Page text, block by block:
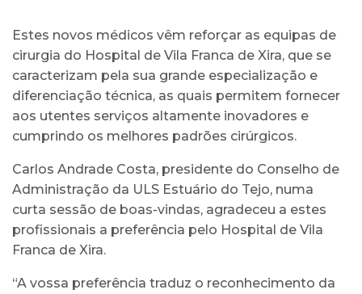
Estes novos médicos vêm reforçar as equipas de
cirurgia do Hospital de Vila Franca de Xira, que se
caracterizam pela sua grande especialização e
diferenciação técnica, as quais permitem fornecer
aos utentes serviços altamente inovadores e
cumprindo os melhores padrões cirúrgicos.
Carlos Andrade Costa, presidente do Conselho de
Administração da ULS Estuário do Tejo, numa
curta sessão de boas-vindas, agradeceu a estes
profissionais a preferência pelo Hospital de Vila
Franca de Xira.
“A vossa preferência traduz o reconhecimento da